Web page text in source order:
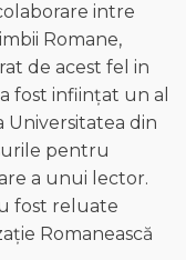
intre
Romane,
de acest fel in
fost inființat un al
Universitatea din
pentru
a unui lector.
fost reluate
Romanească